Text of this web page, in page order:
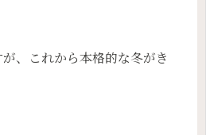
、これから本格的な冬がき